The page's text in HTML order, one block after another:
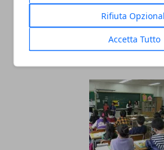
Rifiuta
Accetta Tutto
Avellino si rinnova: tra i
Giunta spuntano nuove